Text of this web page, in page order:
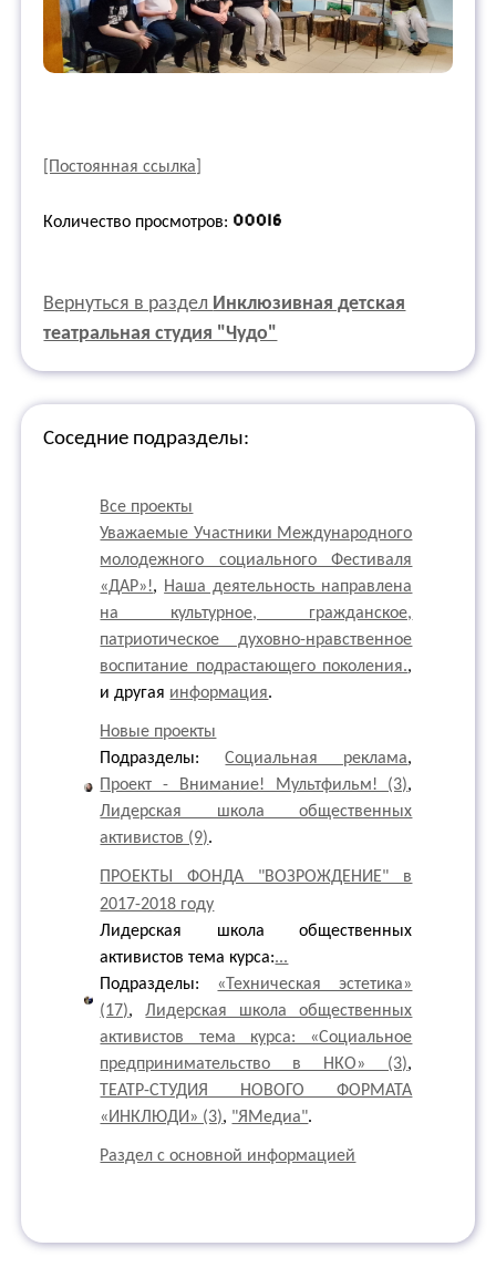
[Постоянная ссылка]
Количество просмотров:
Вернуться в раздел Инклюзивная детская
театральная студия "Чудо"
Соседние подразделы:
Все проекты
Уважаемые Участники Международного
молодежного социального Фестиваля
«ДАР»!, Наша деятельность направлена
на культурное, гражданское,
патриотическое духовно-нравственное
воспитание подрастающего поколения.,
и другая информация.
Новые проекты
Подразделы:Социальная реклама,
Проект - Внимание! Мультфильм! (3),
Лидерская школа общественных
активистов (9).
ПРОЕКТЫ ФОНДА "ВОЗРОЖДЕНИЕ" в
2017-2018 году
Лидерская школа общественных
активистов тема курса:...
Подразделы: «Техническая эстетика»
(17),Лидерская школа общественных
активистов тема курса: «Социальное
предпринимательство в НКО» (3),
ТЕАТР-СТУДИЯ НОВОГО ФОРМАТА
«ИНКЛЮДИ» (3), "ЯМедиа".
Раздел с основной информацией